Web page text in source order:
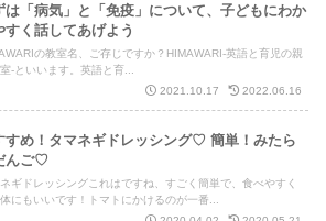
は「病気」と「免疫」について、子どもにわか
すく話してあげよう
の教室名、ご存じですか？HIMAWARI-英語と育児の親
-といいます。英語と育...
2021.10.17
2022.06.16
すめ！タマネギドレッシング♡ 簡単！みたら
んご♡
ギドレッシングこれはですね、すごく簡単で、食べやすく
にもいいです！トマトにかけるのが一番...